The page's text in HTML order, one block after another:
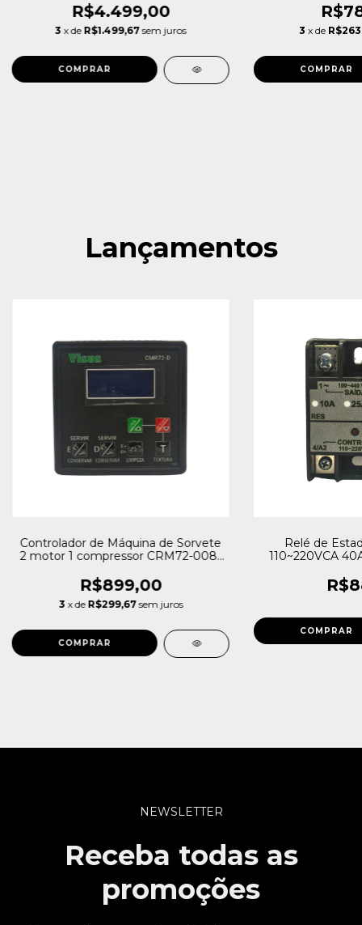
R$4.499,00
3 x de R$1.499,67 sem juros 3 x de
Lançamentos
Controlador de Máquina de Sorvete
2 motor 1 compressor CRM72-008-
R$899,00
3 x de R$299,67 sem juros
Relé de
110~220VCA
NEWSLETTER
Receba todas as
promoções